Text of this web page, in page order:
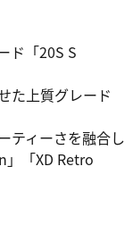
ド「20S S
た上質グレード
ティーさを融合し
「XD Retro